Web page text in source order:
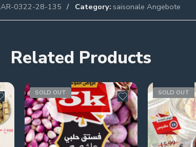
AR-0322-28-135 Category: saisonale Angebote
Related Products
SOLD OUT SOLD OUT